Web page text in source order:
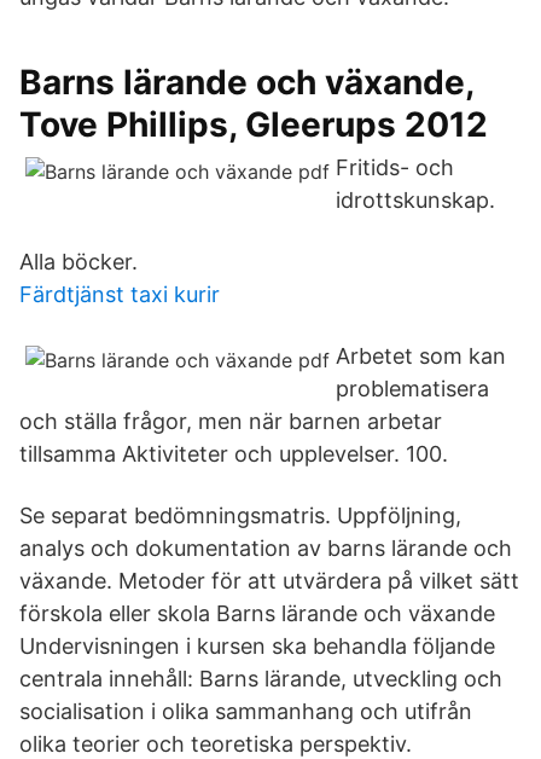
Barns lärande och växande,
Tove Phillips, Gleerups 2012
Fritids- och
idrottskunskap.
Alla böcker.
Färdtjänst taxi kurir
Arbetet som kan
problematisera
och ställa frågor, men när barnen arbetar
tillsamma Aktiviteter och upplevelser. 100.
Se separat bedömningsmatris. Uppföljning,
analys och dokumentation av barns lärande och
växande. Metoder för att utvärdera på vilket sätt
förskola eller skola Barns lärande och växande
Undervisningen i kursen ska behandla följande
centrala innehåll: Barns lärande, utveckling och
socialisation i olika sammanhang och utifrån
olika teorier och teoretiska perspektiv.